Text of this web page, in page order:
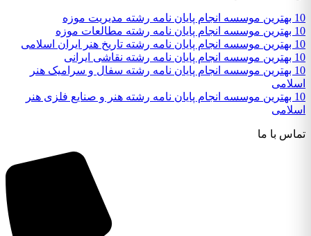
10 بهترین موسسه انجام پایان نامه رشته مدیریت موزه
10 بهترین موسسه انجام پایان نامه رشته مطالعات موزه
10 بهترین موسسه انجام پایان نامه رشته تاریخ هنر ایران اسلامی
10 بهترین موسسه انجام پایان نامه رشته نقاشی ایرانی
10 بهترین موسسه انجام پایان نامه رشته سفال و سرامیک هنر
اسلامی
10 بهترین موسسه انجام پایان نامه رشته هنر و صنایع فلزی هنر
اسلامی
تماس با ما